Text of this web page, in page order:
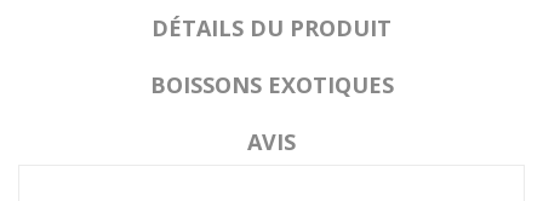
DÉTAILS DU PRODUIT
BOISSONS EXOTIQUES
AVIS